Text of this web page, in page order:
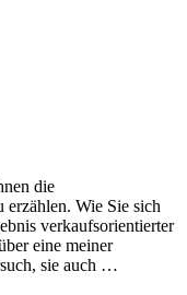
die
erzählen. Wie Sie sich
verkaufsorientierter
eine meiner
sie auch …